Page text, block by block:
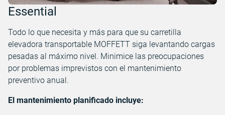
Essential
Todo lo que necesita y más para que su carretilla
elevadora transportable MOFFETT siga levantando cargas
pesadas al máximo nivel. Minimice las preocupaciones
por problemas imprevistos con el mantenimiento
preventivo anual.
El mantenimiento planificado incluye: